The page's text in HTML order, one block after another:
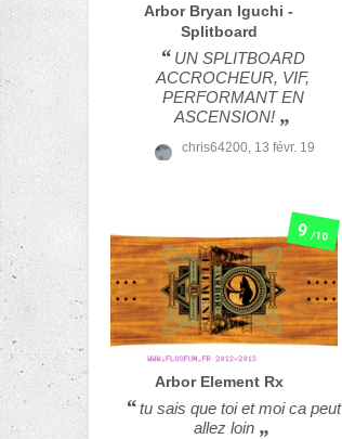
Arbor Bryan Iguchi -
Splitboard
UN SPLITBOARD
ACCROCHEUR, VIF,
PERFORMANT EN
ASCENSION!
chris64200, 13 févr. 19
Arbor Element Rx
tu sais que toi et moi ca peut
allez loin
9/10